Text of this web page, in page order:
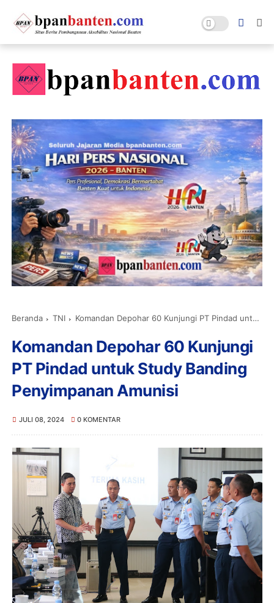
Beranda TNI Komandan Depohar 60 Kunjungi PT Pindad untuk Study Banding Penyimpanan Amunisi
Komandan Depohar 60 Kunjungi
PT Pindad untuk Study Banding
Penyimpanan Amunisi
JULI 08, 2024 0 KOMENTAR